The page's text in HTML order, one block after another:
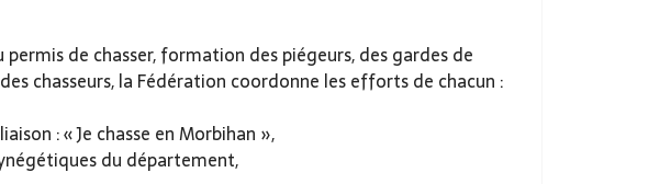
de chasser, formation des piégeurs, des gardes de
chasseurs, la Fédération coordonne les efforts de chacun :
: « Je chasse en Morbihan »,
du département,